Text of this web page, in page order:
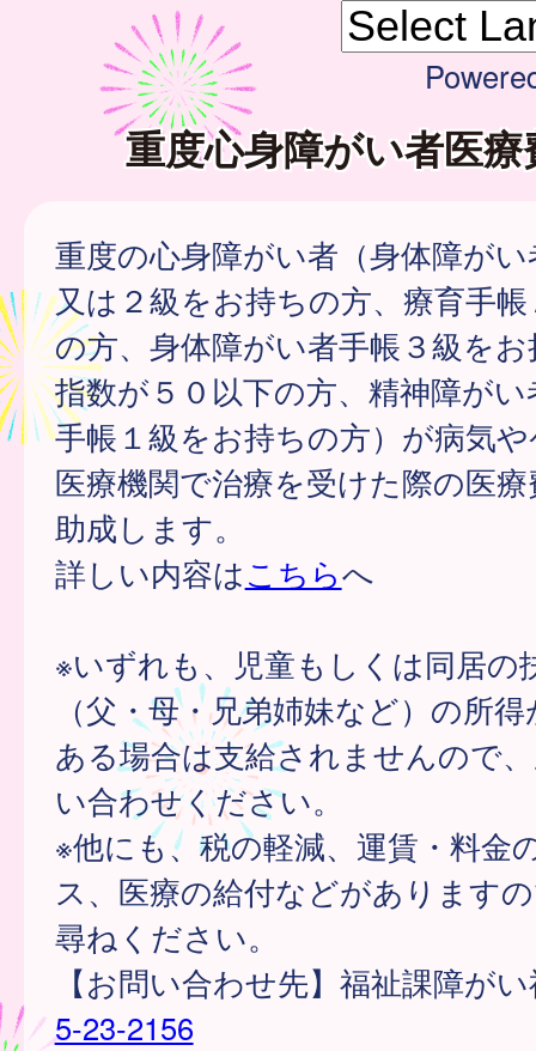
重度心身障がい者医療
重度の心身障がい者（身体障が
又は２級をお持ちの方、療育手
の方、身体障がい者手帳３級を
指数が５０以下の方、精神障が
手帳１級をお持ちの方）が病気
医療機関で治療を受けた際の医
助成します。
詳しい内容はこちらへ
※いずれも、児童もしくは同居の
（父・母・兄弟姉妹など）の所
ある場合は支給されませんので
い合わせください。
※他にも、税の軽減、運賃・料金
ス、医療の給付などがあります
尋ねください。
【お問い合わせ先】福祉課障が
5-23-2156